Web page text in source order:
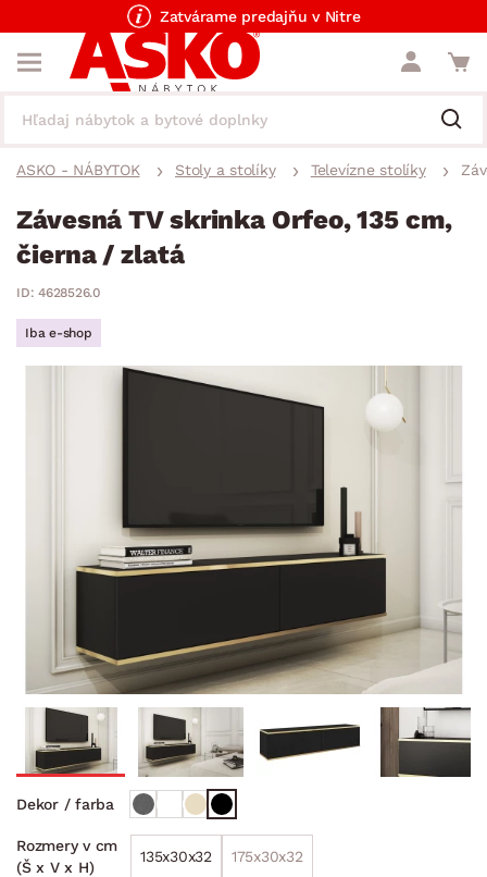
Zatvárame predajňu v Nitre
ASKO - NÁBYTOK Stoly a stolíky Televízne stolíky
Závesná TV skrinka Orfeo, 135 cm,
čierna / zlatá
ID: 4628526.0
Iba e-shop
Dekor / farba
Rozmery v cm
(Š x V x H)
135x30x32 175x30x32